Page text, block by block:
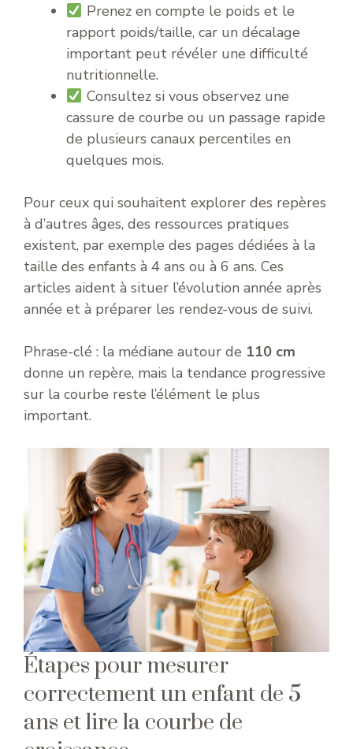
Prenez en compte le poids et le
rapport poids/taille, car un décalage
important peut révéler une difficulté
nutritionnelle.
Consultez si vous observez une
cassure de courbe ou un passage rapide
de plusieurs canaux percentiles en
quelques mois.
Pour ceux qui souhaitent explorer des repères
à d’autres âges, des ressources pratiques
existent, par exemple des pages dédiées à la
taille des enfants à 4 ans ou à 6 ans. Ces
articles aident à situer l’évolution année après
année et à préparer les rendez-vous de suivi.
Phrase-clé : la médiane autour de 110 cm
donne un repère, mais la tendance progressive
sur la courbe reste l’élément le plus
important.
Étapes pour mesurer
correctement un enfant de 5
ans et lire la courbe de